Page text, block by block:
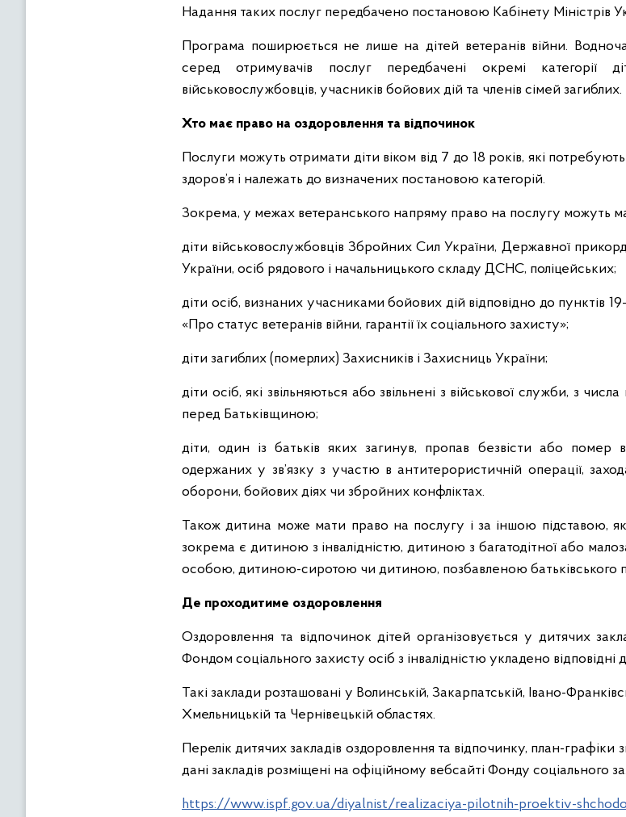
Надання таких послуг передбачено постановою Кабінету Міністрів
Програма поширюється не лише на дітей ветеранів війни.
серед отримувачів послуг передбачені окремі категорії
військовослужбовців, учасників бойових дій та членів сімей загиблих.
Хто має право на оздоровлення та відпочинок
Послуги можуть отримати діти віком від 7 до 18 років, які
здоров’я і належать до визначених постановою категорій.
Зокрема, у межах ветеранського напряму право на послугу можуть
діти військовослужбовців Збройних Сил України, Державної
України, осіб рядового і начальницького складу ДСНС, поліцейських;
діти осіб, визнаних учасниками бойових дій відповідно до пунктів
«Про статус ветеранів війни, гарантії їх соціального захисту»;
діти загиблих (померлих) Захисників і Захисниць України;
діти осіб, які звільняються або звільнені з військової служби, з
перед Батьківщиною;
діти, один із батьків яких загинув, пропав безвісти або помер
одержаних у зв’язку з участю в антитерористичній операції,
оборони, бойових діях чи збройних конфліктах.
Також дитина може мати право на послугу і за іншою підставою,
зокрема є дитиною з інвалідністю, дитиною з багатодітної або
особою, дитиною-сиротою чи дитиною, позбавленою батьківського
Де проходитиме оздоровлення
Оздоровлення та відпочинок дітей організовується у дитячих
Фондом соціального захисту осіб з інвалідністю укладено відповідні
Такі заклади розташовані у Волинській, Закарпатській, Івано-
Хмельницькій та Чернівецькій областях.
Перелік дитячих закладів оздоровлення та відпочинку, план-графіки
дані закладів розміщені на офіційному вебсайті Фонду соціального
https://www.ispf.gov.ua/diyalnist/realizaciya-pilotnih-proektiv-